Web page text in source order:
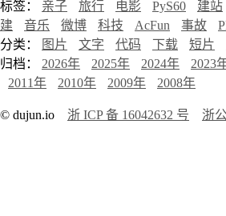
标签： 亲子 旅行 电影 PyS60 建站
建
音乐 微博 科技 AcFun 事故
分类：
图片 文字 代码 下载 短片
归档： 2026年 2025年 2024年 2023
2011年
2010年 2009年 2008年
© dujun.io 浙 ICP 备 16042632 号 浙